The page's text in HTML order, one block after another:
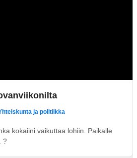
ja politiikka
kokaiini vaikuttaa lohiin. Paikalle
?